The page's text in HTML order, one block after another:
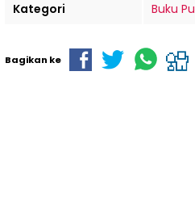
Kategori
Buku
Bagikan ke